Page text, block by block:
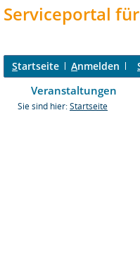
Serviceportal
Startseite Anmelden
Veranstaltungen
Sie sind hier: Startseite